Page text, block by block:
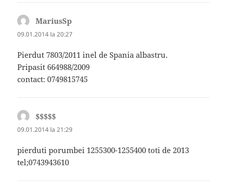
MariusSp
09.01.2014 la 20:27
Pierdut 7803/2011 inel de Spania albastru.
Pripasit 664988/2009
contact: 0749815745
$$$$$
09.01.2014 la 21:29
pierduti porumbei 1255300-1255400 toti de 2013
tel;0743943610